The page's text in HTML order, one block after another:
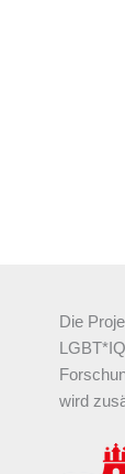
Die
wird